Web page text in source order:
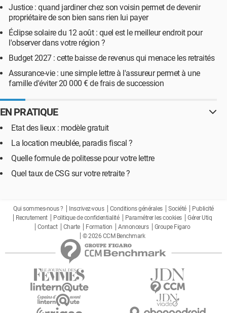
Justice : quand jardiner chez son voisin permet de devenir
propriétaire de son bien sans rien lui payer
Éclipse solaire du 12 août : quel est le meilleur endroit pour
l'observer dans votre région ?
Budget 2027 : cette baisse de revenus qui menace les retraités
Assurance-vie : une simple lettre à l'assureur permet à une
famille d'éviter 20 000 € de frais de succession
EN PRATIQUE
Etat des lieux : modèle gratuit
La location meublée, paradis fiscal ?
Quelle formule de politesse pour votre lettre
Quel taux de CSG sur votre retraite ?
Qui sommes-nous ? Inscrivez-vous Conditions générales Société
Publicité
Recrutement
Politique de confidentialité Paramétrer les cookies
Gérer Utiq
Contact
Charte Formation Annonceurs
Groupe Figaro
© 2026 CCM Benchmark